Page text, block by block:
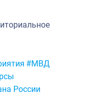
#МВД
России